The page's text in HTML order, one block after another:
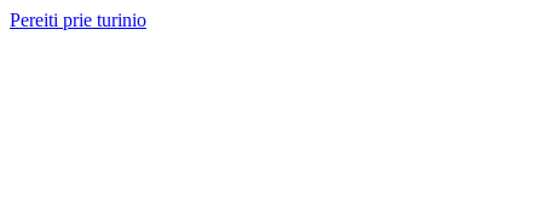
Pereiti prie turinio